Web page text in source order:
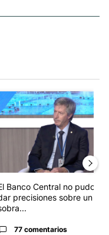
"Irán nombró al ideólogo
artículo de tendencia
Banco Central no pudo
precisiones sobre un
77 comentarios